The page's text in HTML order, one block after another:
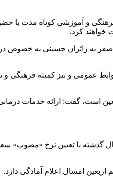
و آموزشی کوتاه مدت با
خواهند کرد.
ماه صفر به زائران حسینی به
عمومی و نیز کمیته فرهنگی و
است، گفت: ارائه خدمات
گذشته با تعیین نرخ «مصوب»
امسال اعلام آمادگی دارد.